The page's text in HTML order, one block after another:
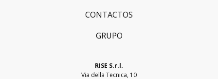
CONTACTOS
GRUPO
RISE S.r.l.
Via della Tecnica, 10